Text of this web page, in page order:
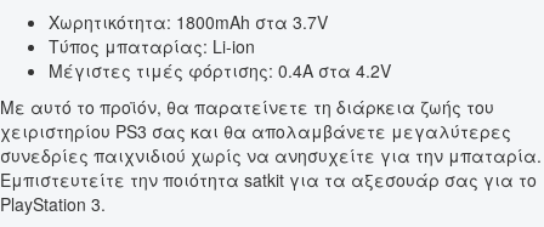
Χωρητικότητα: 1800mAh στα 3.7V
Τύπος μπαταρίας: Li-ion
Μέγιστες τιμές φόρτισης: 0.4A στα 4.2V
Με αυτό το προϊόν, θα παρατείνετε τη διάρκεια ζωής του
χειριστηρίου PS3 σας και θα απολαμβάνετε μεγαλύτερες
συνεδρίες παιχνιδιού χωρίς να ανησυχείτε για την μπαταρία.
Εμπιστευτείτε την ποιότητα satkit για τα αξεσουάρ σας για το
PlayStation 3.